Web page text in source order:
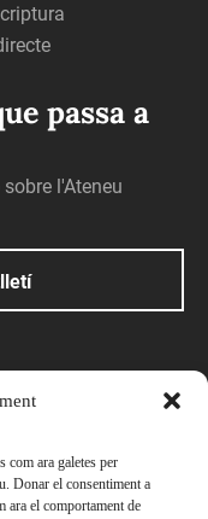
com ara galetes per
Donar el consentiment a
ara el comportament de
passa a
l'Ateneu